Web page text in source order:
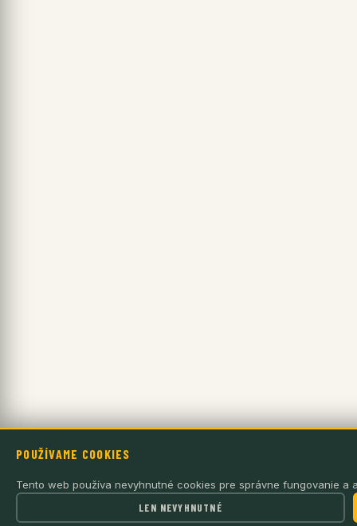
POUŽÍVAME COOKIES
Tento web používa nevyhnutné cookies pre správne fungovanie
LEN NEVYHNUTNÉ